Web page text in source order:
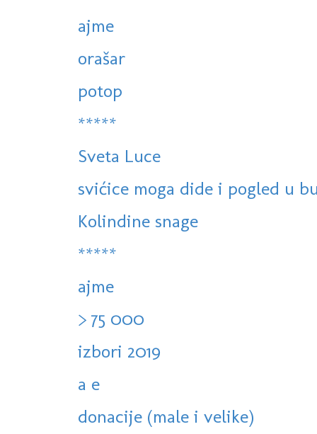
ajme
orašar
potop
*****
Sveta Luce
svićice moga dide i pogled u
Kolindine snage
*****
ajme
> 75 000
izbori 2019
a e
donacije (male i velike)